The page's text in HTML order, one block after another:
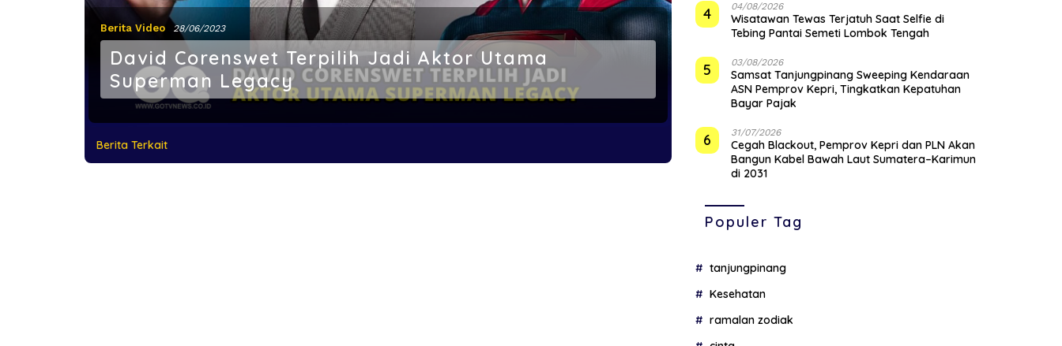
Berita Video 28/06/2023
David Corenswet Terpilih Jadi Aktor Utama
Superman Legacy
Berita Terkait
4 04/08/2026
Wisatawan Tewas Terjatuh Saat Selfie di
Tebing Pantai Semeti Lombok Tengah
5 03/08/2026
Samsat Tanjungpinang Sweeping Kendaraan
ASN Pemprov Kepri, Tingkatkan Kepatuhan
Bayar Pajak
6 31/07/2026
Cegah Blackout, Pemprov Kepri dan PLN Akan
Bangun Kabel Bawah Laut Sumatera–Karimun
di 2031
Populer Tag
tanjungpinang
Kesehatan
ramalan zodiak